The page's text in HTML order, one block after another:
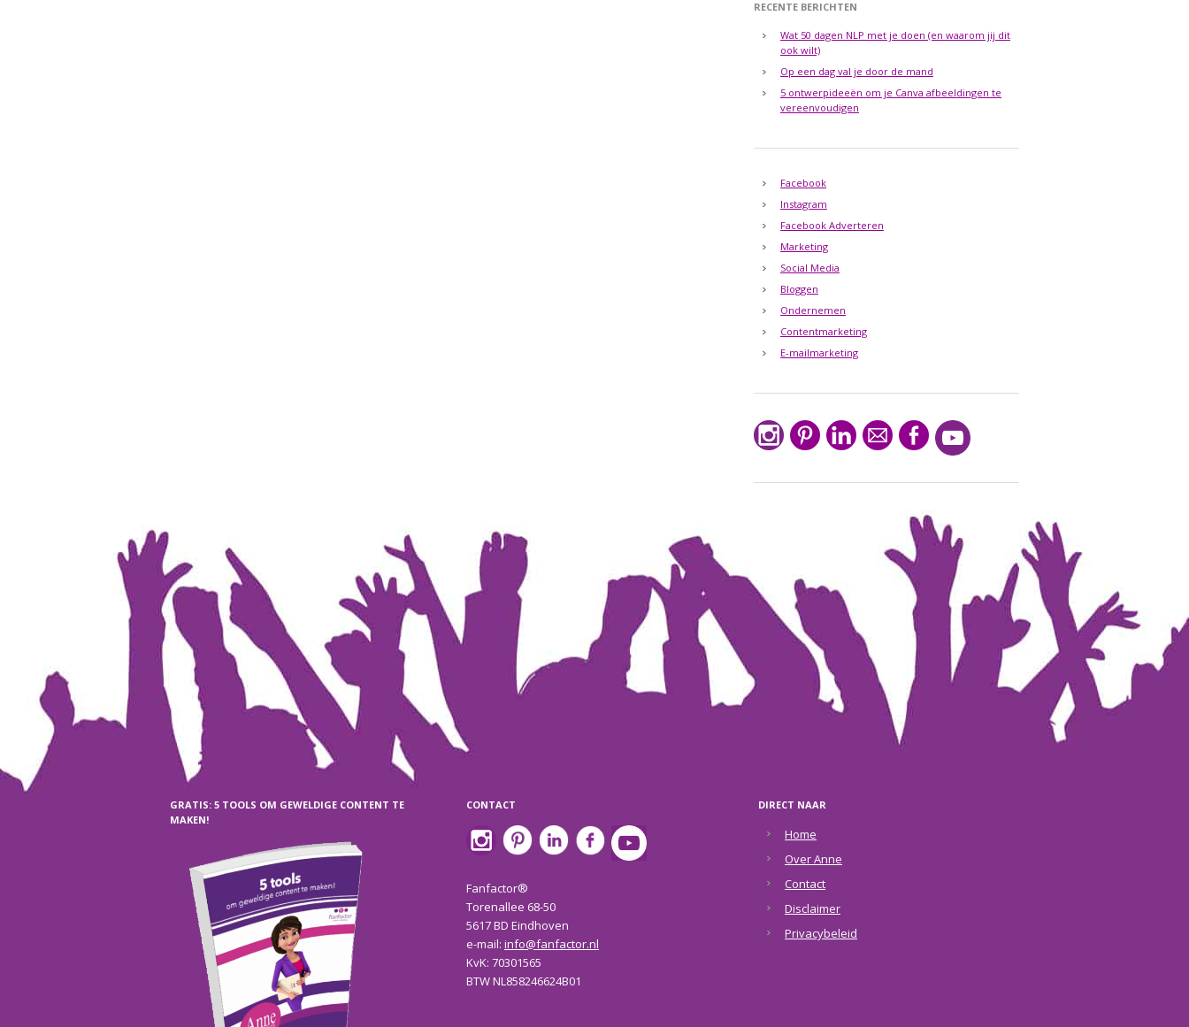
RECENTE BERICHTEN
Wat 50 dagen NLP met je doen (en waarom jij dit
ook wilt)
Op een dag val je door de mand
5 ontwerpideeën om je Canva afbeeldingen te
vereenvoudigen
Facebook
Instagram
Facebook Adverteren
Marketing
Social Media
Bloggen
Ondernemen
Contentmarketing
E-mailmarketing
GRATIS: 5 TOOLS OM GEWELDIGE CONTENT TE
MAKEN!
CONTACT
Fanfactor®
Torenallee 68-50
5617 BD Eindhoven
e-mail: info@fanfactor.nl
KvK: 70301565
BTW NL858246624B01
DIRECT NAAR
Home
Over Anne
Contact
Disclaimer
Privacybeleid